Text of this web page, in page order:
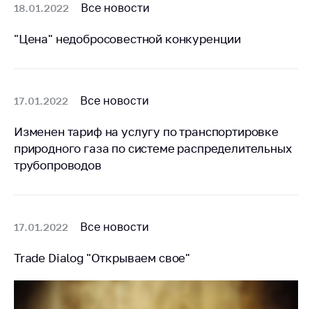
совет
Соискателям
универсальная
Общественная
жизнь
геральдические
Деятельность
18.01.2022 Все новости
"Цена" недобросовестной конкуренции
17.01.2022 Все новости
Изменен тариф на услугу по транспортировке
природного газа по системе распределительных
трубопроводов
17.01.2022 Все новости
Trade Dialog "Открываем свое"